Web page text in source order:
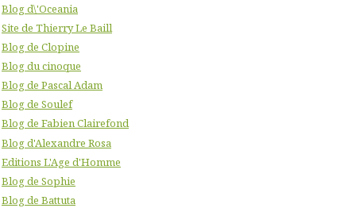
Blog d\'Oceania
Site de Thierry Le Baill
Blog de Clopine
Blog du cinoque
Blog de Pascal Adam
Blog de Soulef
Blog de Fabien Clairefond
Blog d'Alexandre Rosa
Editions L'Age d'Homme
Blog de Sophie
Blog de Battuta